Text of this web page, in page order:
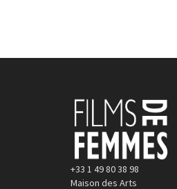
+33 1 49 80 38 98
Maison des Arts